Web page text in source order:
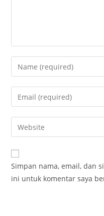
Enter
your
name
comment
Enter
your
email
address
comment
Enter
your
website
URL
(optional)
Simpan nama, email, dan
ini untuk komentar saya